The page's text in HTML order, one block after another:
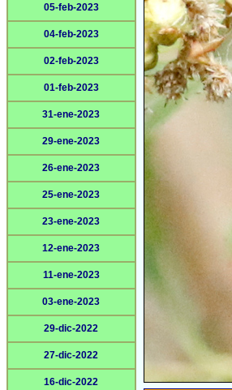
05-feb-2023
04-feb-2023
02-feb-2023
01-feb-2023
31-ene-2023
29-ene-2023
26-ene-2023
25-ene-2023
23-ene-2023
12-ene-2023
11-ene-2023
03-ene-2023
29-dic-2022
27-dic-2022
16-dic-2022